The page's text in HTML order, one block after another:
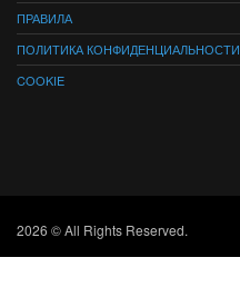
ПРАВИЛА
ПОЛИТИКА КОНФИДЕНЦИАЛЬНОСТИ
COOKIE
2026 © All Rights Reserved.